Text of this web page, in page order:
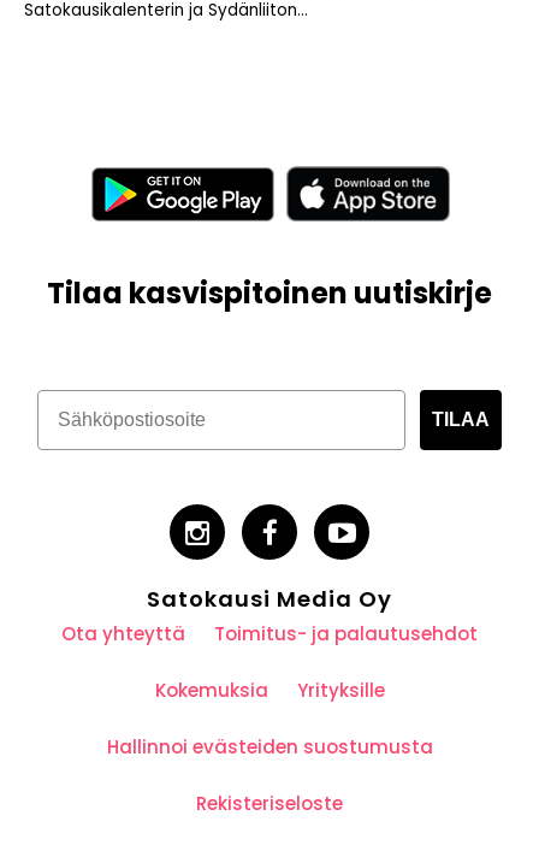
Satokausikalenterin ja Sydänliiton...
Tilaa kasvispitoinen uutiskirje
TILAA
Satokausi Media Oy
Ota yhteyttä Toimitus- ja palautusehdot
Kokemuksia Yrityksille
Hallinnoi evästeiden suostumusta
Rekisteriseloste